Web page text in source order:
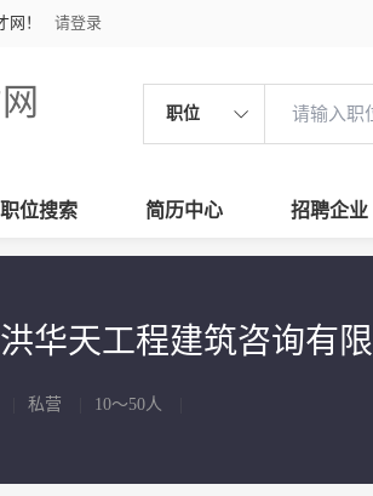
！ 请登录
职位
职位搜索 简历中心 招聘企业
华天工程建筑咨询有
私营 10～50人